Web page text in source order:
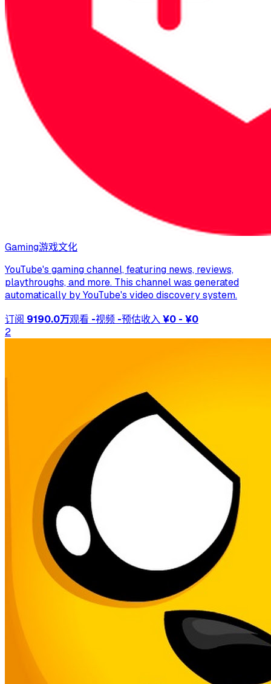
Gaming游戏文化
YouTube's gaming channel, featuring news, reviews,
playthroughs, and more. This channel was generated
automatically by YouTube's video discovery system.
订阅 9190.0万观看 -视频 -预估收入¥0 - ¥0
2